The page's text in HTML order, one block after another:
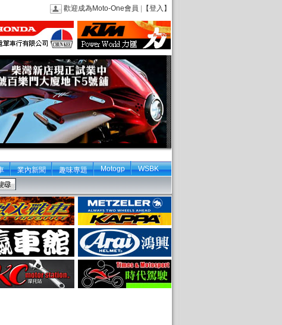
歡迎成為Moto-One會員 【登入】
業內新聞 趣味專題 Motogp WSBK